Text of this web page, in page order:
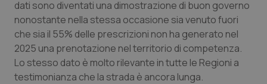
Molise
Piemonte
Epatiti
HIV
dati sono diventati una dimostrazione di buon governo
nonostante nella stessa occasione sia venuto fuori
che sia il 55% delle prescrizioni non ha generato nel
2025 una prenotazione nel territorio di competenza.
Lo stesso dato è molto rilevante in tutte le Regioni a
testimonianza che la strada è ancora lunga.